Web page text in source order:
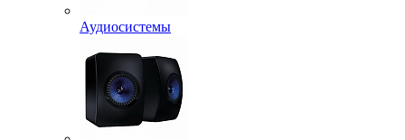
Аудиосистемы